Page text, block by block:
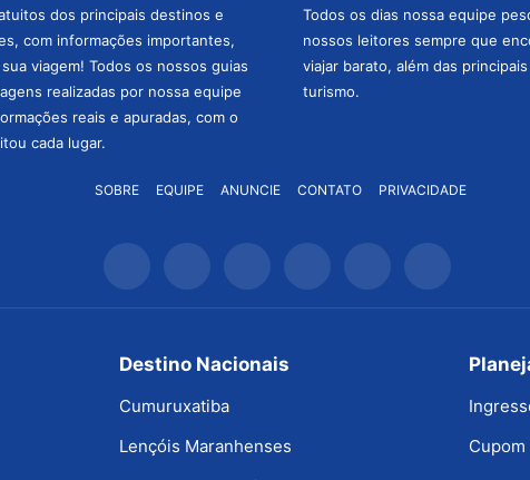
dos principais destinos e
com informações importantes,
viagem! Todos os nossos guias
realizadas por nossa equipe
reais e apuradas, com o
cada lugar.
Todos os dias nossa equipe
nossos leitores sempre que
viajar barato, além das
turismo.
SOBRE EQUIPE ANUNCIE CONTATO PRIVACIDADE
Destino Nacionais
Cumuruxatiba
Lençóis Maranhenses